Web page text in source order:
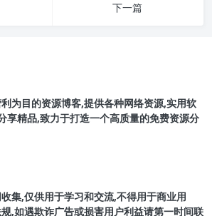
下一篇
软件介绍
为目的资源博客,提供各种网络资源,实用软
享精品,致力于打造一个高质量的免费资源分
集,仅供用于学习和交流,不得用于商业用
,如遇欺诈广告或损害用户利益请第一时间联